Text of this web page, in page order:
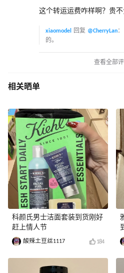
这个转运运费咋样啊？贵不
xiaomodel 回复 @CherryLan：
的。
查看全部
相关晒单
科颜氏男士洁面套装到货刚好
赶上情人节
酸辣土豆丝1117 184